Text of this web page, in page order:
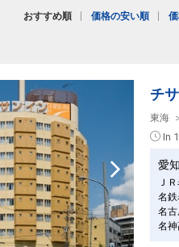
おすすめ順 価格の安い順
チ
東海
In
愛
Ｊ
名
名
名